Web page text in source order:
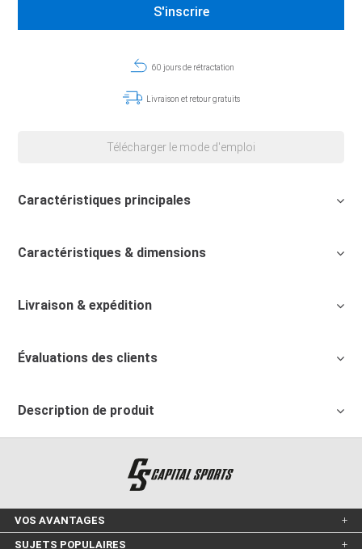
60 jours de rétractation
Livraison et retour gratuits
Télécharger le mode d'emploi
Caractéristiques principales
Caractéristiques & dimensions
Livraison & expédition
Évaluations des clients
Description de produit
VOS AVANTAGES
SUJETS POPULAIRES